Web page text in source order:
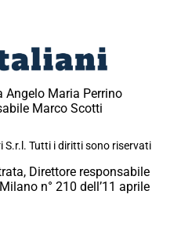
Angelo Maria Perrino
Marco Scotti
Tutti i diritti sono riservati
Direttore responsabile
n° 210 dell’11 aprile